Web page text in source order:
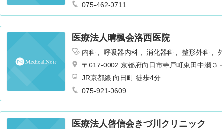
075-462-0711
医療法人晴楓会洛西医院
内科 呼吸器内科 消化器科 整形外科
〒617-0002 京都府向日市寺戸町東田中瀬３
JR京都線 向日町 徒歩4分
075-921-0609
医療法人啓信会きづ川クリニック